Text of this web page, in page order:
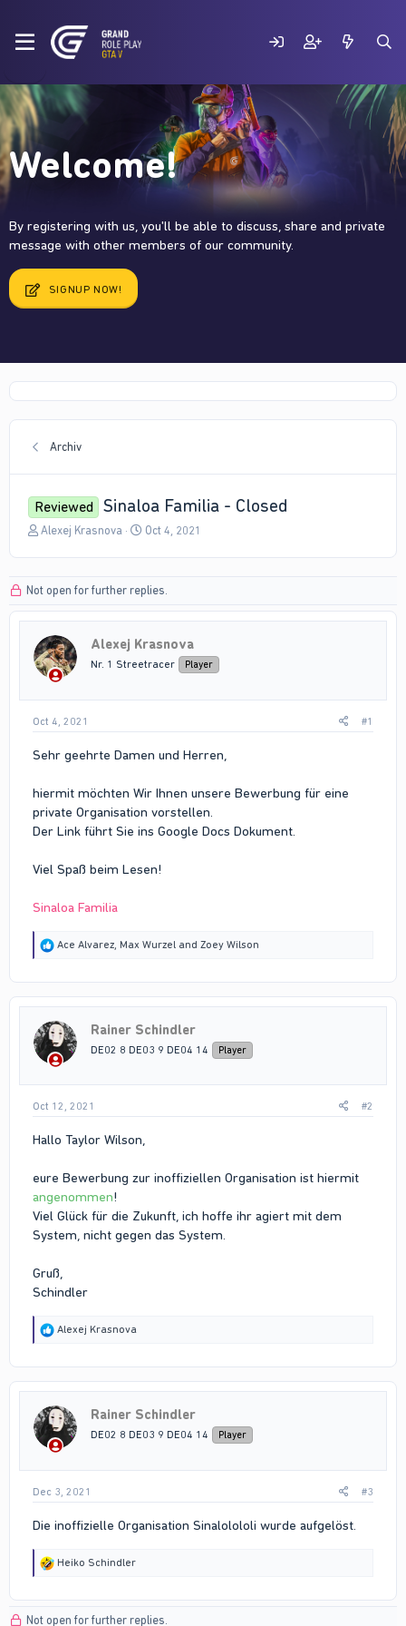
Welcome!
By registering with us, you'll be able to discuss, share and private
message with other members of our community.
SIGNUP NOW!
Archiv
Reviewed Sinaloa Familia - Closed
T
a
d
t
a
r
r
Alexej Krasnova
S
t
d
t
e
Oct 4, 2021
Not open for further replies.
Alexej Krasnova
Nr. 1 Streetracer Player
Oct 4, 2021 #1
Sehr geehrte Damen und Herren,
hiermit möchten Wir Ihnen unsere Bewerbung für eine
private Organisation vorstellen.
Der Link führt Sie ins Google Docs Dokument.
Viel Spaß beim Lesen!
Sinaloa Familia
R
t
o
n
s
Ace Alvarez Max Wurzel and Zoey Wilson
Rainer Schindler
DE02 8 DE03 9 DE04 14 Player
Oct 12, 2021 #2
Hallo Taylor Wilson,
eure Bewerbung zur inoffiziellen Organisation ist hiermit
angenommen!
Viel Glück für die Zukunft, ich hoffe ihr agiert mit dem
System, nicht gegen das System.
Gruß,
Schindler
R
o
n
s
Alexej Krasnova
Rainer Schindler
DE02 8 DE03 9 DE04 14 Player
Dec 3, 2021 #3
Die inoffizielle Organisation Sinalolololi wurde aufgelöst.
R
t
Heiko Schindler
Not open for further replies.